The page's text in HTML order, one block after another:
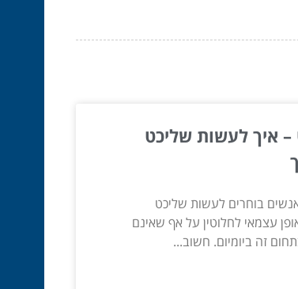
– איך לעשות שליכט
בוחרים לעשות שליכט
עצמאי לחלוטין על אף שאינם
זה ביומיום. חשוב...